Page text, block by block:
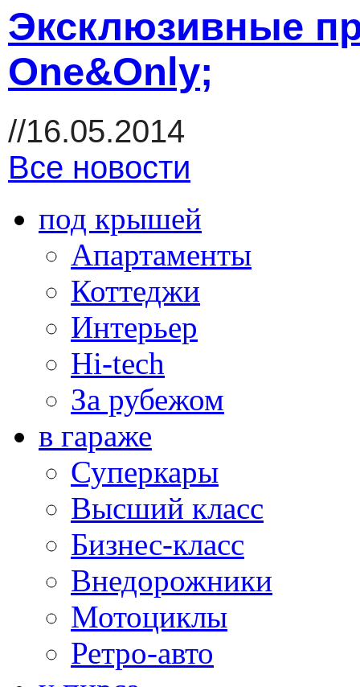
Эксклюзивные
One&Only;
//16.05.2014
Все новости
под крышей
Апартаменты
Коттеджи
Интерьер
Hi-tech
За рубежом
в гараже
Суперкары
Высший класс
Бизнес-класс
Внедорожники
Мотоциклы
Ретро-авто